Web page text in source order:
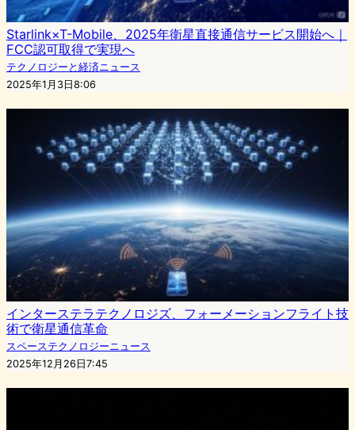
Starlink×T-Mobile、2025年衛星直接通信サービス開始へ｜
FCC認可取得で実現へ
テクノロジーと経済ニュース
2025年1月3日8:06
インターステラテクノロジズ、フォーメーションフライト技
術で衛星通信革命
スペーステクノロジーニュース
2025年12月26日7:45